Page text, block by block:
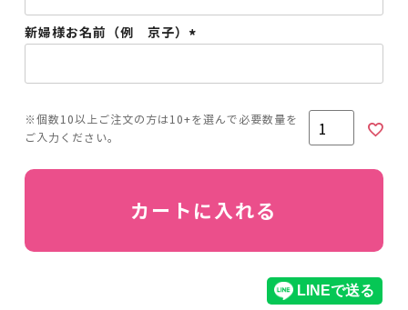
須)
新婦様お名前（例 京子）
須)
カートに入れる